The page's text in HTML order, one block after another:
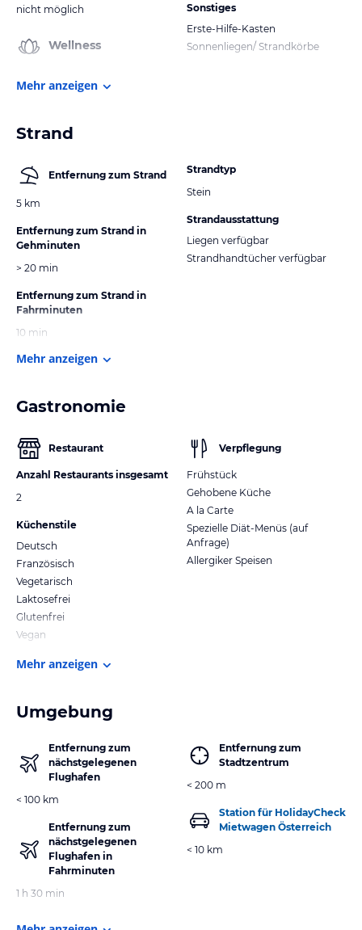
nicht möglich
Wellness
Sonstiges
Erste-Hilfe-Kasten
Sonnenliegen/ Strandkörbe
Mehr anzeigen
Strand
Entfernung zum Strand
5 km
Entfernung zum Strand in
Gehminuten
> 20 min
Entfernung zum Strand in
Fahrminuten
10 min
Strandtyp
Stein
Strandausstattung
Liegen verfügbar
Strandhandtücher verfügbar
Mehr anzeigen
Gastronomie
Restaurant
Anzahl Restaurants insgesamt
2
Küchenstile
Deutsch
Französisch
Vegetarisch
Laktosefrei
Glutenfrei
Vegan
Verpflegung
Frühstück
Gehobene Küche
A la Carte
Spezielle Diät-Menüs (auf
Anfrage)
Allergiker Speisen
Mehr anzeigen
Umgebung
Entfernung zum
nächstgelegenen
Flughafen
< 100 km
Entfernung zum
nächstgelegenen
Flughafen in
Fahrminuten
1 h 30 min
Entfernung zum
Stadtzentrum
< 200 m
Station für HolidayCheck
Mietwagen Österreich
< 10 km